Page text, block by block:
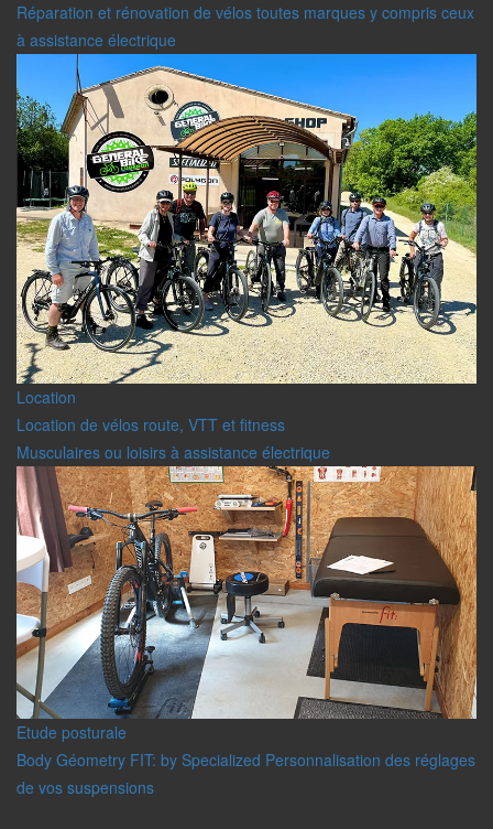
Réparation et rénovation de vélos toutes marques y compris ceux
à assistance électrique
Location
Location de vélos route, VTT et fitness
Musculaires ou loisirs à assistance électrique
Etude posturale
Body Géometry FIT: by Specialized Personnalisation des réglages
de vos suspensions